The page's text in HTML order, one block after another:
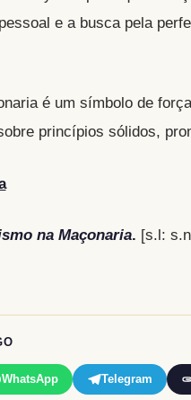
e a busca pela
é um símbolo de
princípios sólidos,
na Maçonaria. [s.l:
WhatsApp Telegram